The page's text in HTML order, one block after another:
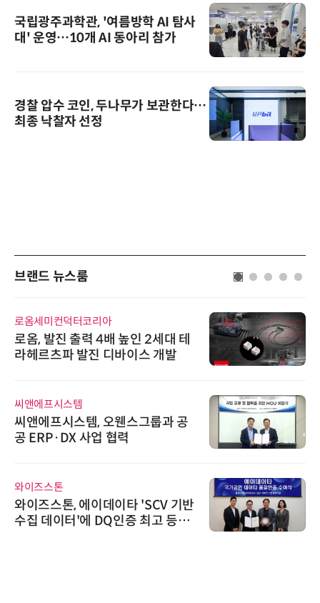
국립광주과학관, '여름방학 AI 탐사
대' 운영…10개 AI 동아리 참가
경찰 압수 코인, 두나무가 보관한다…
최종 낙찰자 선정
브랜드 뉴스룸
로옴세미컨덕터코리아
로옴, 발진 출력 4배 높인 2세대 테
라헤르츠파 발진 디바이스 개발
씨앤에프시스템
씨앤에프시스템, 오웬스그룹과 공
공 ERP·DX 사업 협력
와이즈스톤
와이즈스톤, 에이데이타 'SCV 기반
수집 데이터'에 DQ인증 최고 등급